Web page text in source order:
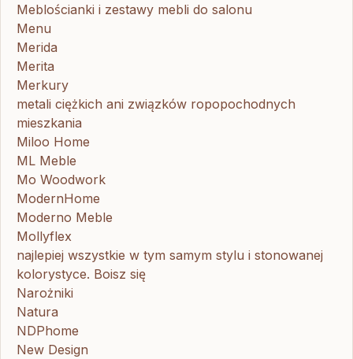
Meblościanki i zestawy mebli do salonu
Menu
Merida
Merita
Merkury
metali ciężkich ani związków ropopochodnych
mieszkania
Miloo Home
ML Meble
Mo Woodwork
ModernHome
Moderno Meble
Mollyflex
najlepiej wszystkie w tym samym stylu i stonowanej
kolorystyce. Boisz się
Narożniki
Natura
NDPhome
New Design